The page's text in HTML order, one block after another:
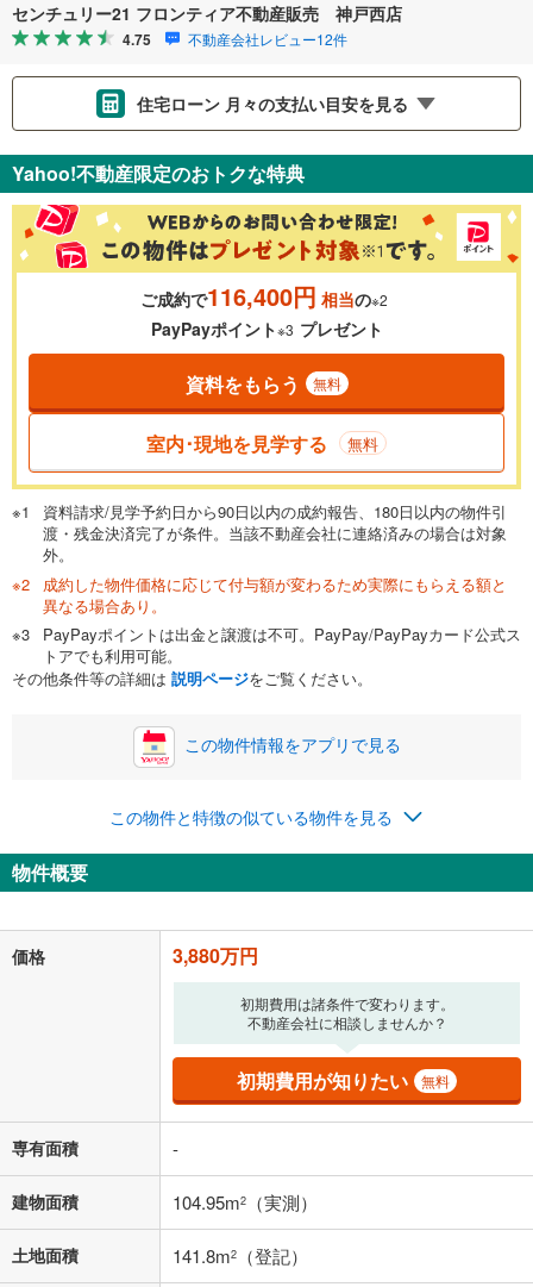
センチュリー21 フロンティア不動産販売 神戸西店
4.75 不動産会社レビュー12件
住宅ローン 月々の支払い目安を見る
金利 ％
0.01%
一般的には最長35年まで借り入れ可能です。多くの金融機関
が完済時の年齢は80歳までを条件としています。
閉じる
頭金 万円
0万円 3,880万円
自己資金から住宅購入にかけられる金額を入力してくださ
い。一般的には物件価格の2割までが目安です。
閉じる
ボーナス
万円
0円
ナス時の増額分（1回分）を入力してください。
ボーナス払いの限度額は金融機関によって異なります。
閉じる
月々の返済額
上、ご自身での入力をお願いいたします。初期設定で自動入力されてい
る値は、実際の金融機関等における貸出金利とは何ら関係がなく、実際
の金融機関等における貸出金利を何ら保証するものではありません。返
済方法「元利均等返済」にて算出しております。入力された金利を35年
適用した場合の計算結果を表示しています。
その他月額費用や、初期費用がかかります。ご注意ください。実際にお
借り入れの際は各金融機関等に、必ずご自身でご確認をお願いいたしま
す。
条件によってお借り入れができないことがあります。
不動産会社に購入相談をする
閉じる
Yahoo!不動産限定のおトクな特典
ご成約で116,400円 相当の※2
PayPayポイント※3 プレゼント
資料をもらう 無料
室内･現地を見学する 無料
資料請求/見学予約日から90日以内の成約報告、180日以内の物件引
渡・残金決済完了が条件。当該不動産会社に連絡済みの場合は対象
外。
成約した物件価格に応じて付与額が変わるため実際にもらえる額と
異なる場合あり。
PayPayポイントは出金と譲渡は不可。PayPay/PayPayカード公式ス
トアでも利用可能。
その他条件等の詳細は 説明ページをご覧ください。
この物件情報をアプリで見る
この物件と特徴の似ている物件を見る
物件概要
価格 3,880万円
初期費用は諸条件で変わります。
不動産会社に相談しませんか？
初期費用が知りたい 無料
専有面積 -
建物面積 104.95m2 （実測）
土地面積 141.8m2 （登記）